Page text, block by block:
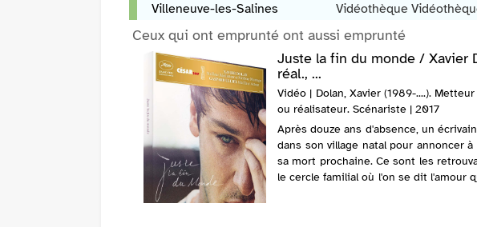
Entre
2
rives
duk,
réal.,
scénario
Villeneuve-les-Salines
Vidéothèque
Ceux qui ont emprunté ont aussi emprunté
Juste la fin du monde / Xavier
réal., ...
Vidéo | Dolan, Xavier (1989-....).
ou réalisateur. Scénariste | 2017
Après douze ans d'absence, un
dans son village natal pour annoncer à
sa mort prochaine. Ce sont les
le cercle familial où l'on se dit l'amour